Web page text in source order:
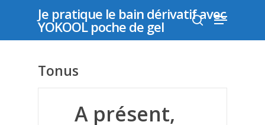
pour fermer
Je pratique le bain dérivatif avec
YOKOOL poche de gel
Tonus
A présent,